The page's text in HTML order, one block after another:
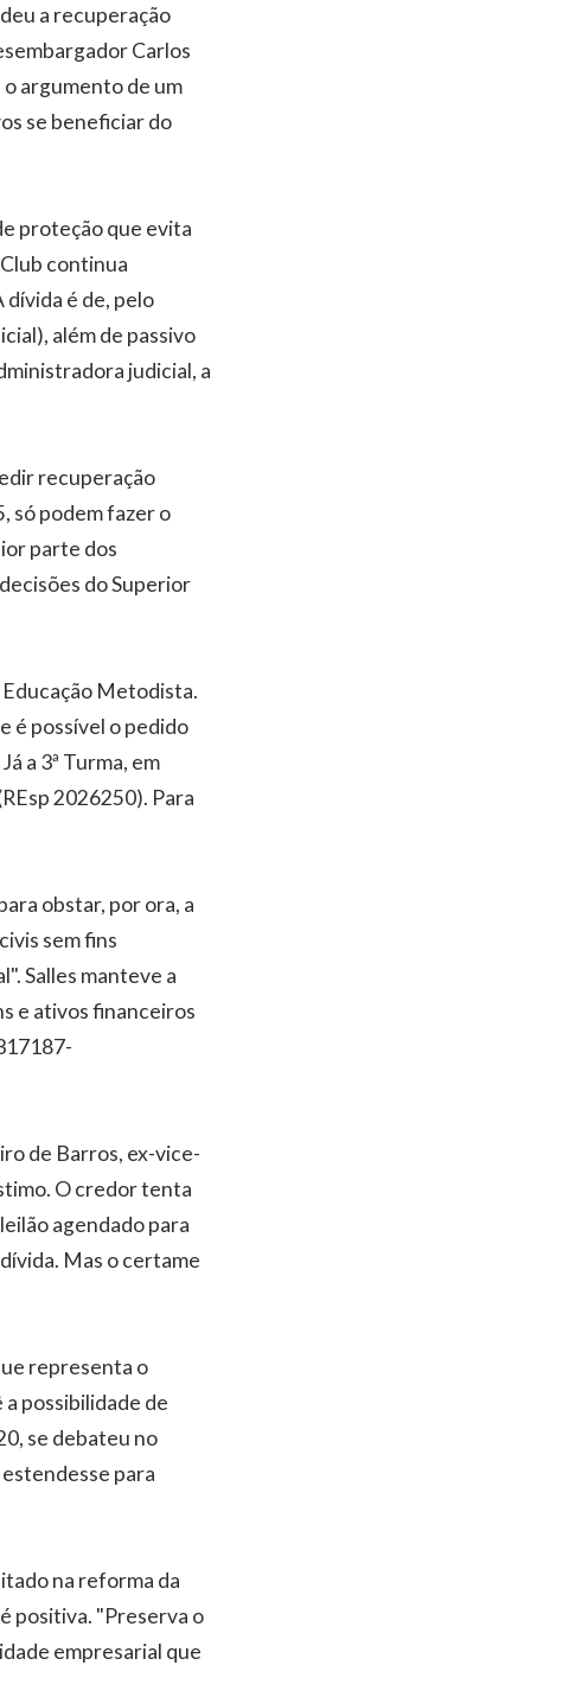
a recuperação
Carlos
o argumento de um
se beneficiar do
proteção que evita
continua
é de, pelo
além de passivo
judicial, a
recuperação
só podem fazer o
parte dos
do Superior
Educação Metodista.
é possível o pedido
a 3ª Turma, em
2026250). Para
obstar, por ora, a
sem fins
Salles manteve a
e ativos financeiros
de Barros, ex-vice-
O credor tenta
agendado para
Mas o certame
representa o
possibilidade de
se debateu no
para
na reforma da
positiva. "Preserva o
empresarial que